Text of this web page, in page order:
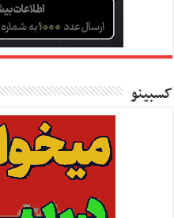
کسبینو